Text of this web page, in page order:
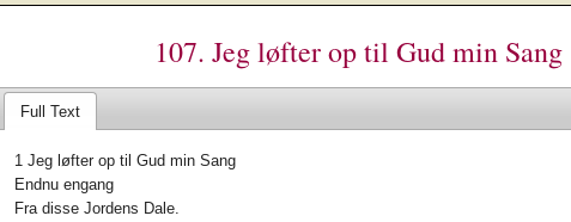
107. Jeg løfter op til Gud min Sang
Full Text
1 Jeg løfter op til Gud min Sang
Endnu engang
Fra disse Jordens Dale.